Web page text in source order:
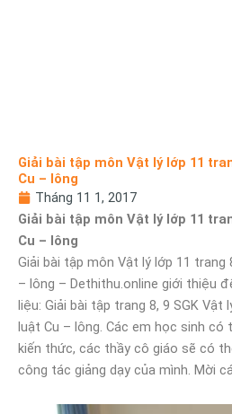
Giải bài tập môn Vật lý lớp 11
Cu – lông
Tháng 11 1, 2017
Giải bài tập môn Vật lý lớp 11
Cu – lông
Giải bài tập môn Vật lý lớp 11
– lông – Dethithu.online giới thiệu
liệu: Giải bài tập trang 8, 9 SGK Vật
luật Cu – lông. Các em học sinh có
kiến thức, các thầy cô giáo sẽ có
công tác giảng dạy của mình. Mời